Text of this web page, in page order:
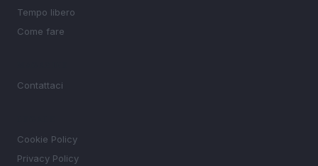
Tempo libero
Come fare
Contattaci
Cookie Policy
Privacy Policy